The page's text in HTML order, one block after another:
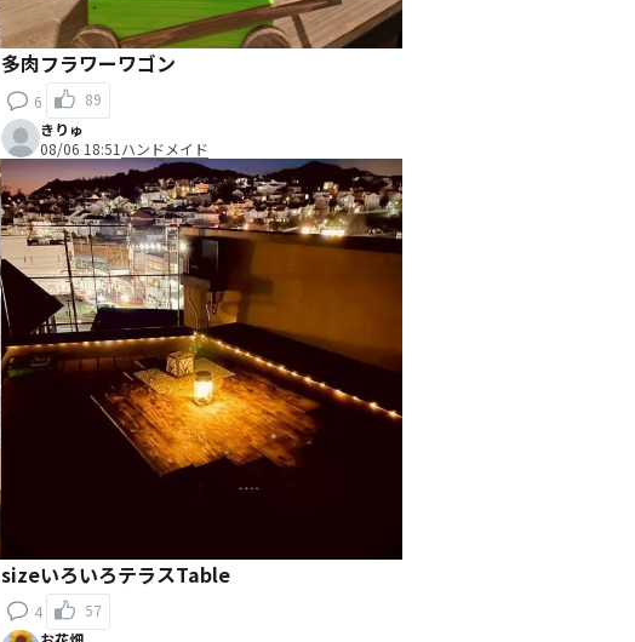
多肉フラワーワゴン
6
89
きりゅ
08/06 18:51 ハンドメイド
sizeいろいろテラスTable
4
57